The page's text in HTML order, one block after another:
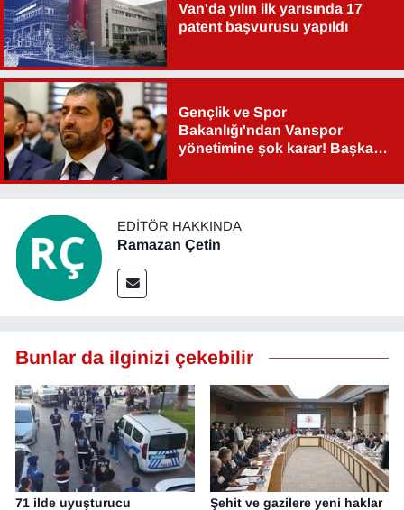
Van'da yılın ilk yarısında 17
patent başvurusu yapıldı
Gençlik ve Spor
Bakanlığı'ndan Vanspor
yönetimine şok karar! Başkan
EDITÖR HAKKINDA
Ramazan Çetin
Bunlar da ilginizi çekebilir
71 ilde uyuşturucu Şehit ve gazilere yeni haklar